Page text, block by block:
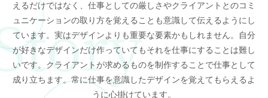
えるだけではなく、仕事としての厳しさやクライアントとのコミ
ュニケーションの取り方を覚えることも意識して伝えるようにし
ています。実はデザインよりも重要な要素かもしれません。自分
が好きなデザインだけ作っていてもそれを仕事にすることは難し
いです。クライアントが求めるものを制作することで仕事として
成り立ちます。常に仕事を意識したデザインを覚えてもらえるよ
うに心掛けています。